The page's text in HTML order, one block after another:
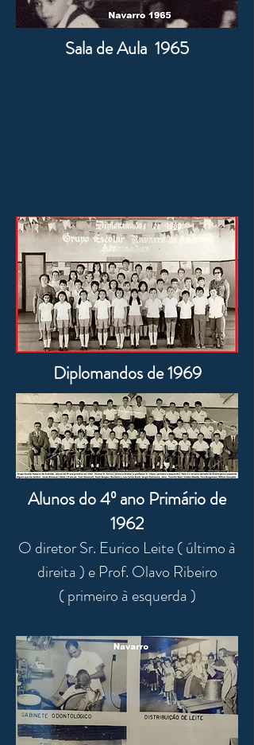
Sala de Aula 1965
Diplomandos de 1969
Alunos do 4º ano Primário de
1962
O diretor Sr. Eurico Leite ( último à
direita ) e Prof. Olavo Ribeiro
( primeiro à esquerda )